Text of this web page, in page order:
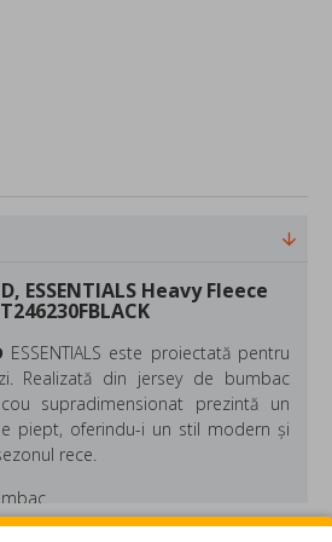
ESSENTIALS Heavy Fleece
ESSENTIALS este proiectată pentru
Realizată din jersey de bumbac
supradimensionat prezintă un
piept, oferindu-i un stil modern și
rece.